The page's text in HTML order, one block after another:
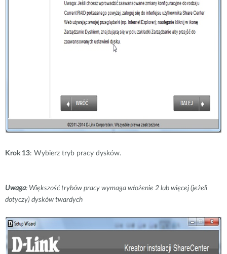
Krok 13: Wybierz tryb pracy dysków.
Uwaga: Większość trybów pracy wymaga włożenie 2 lub więcej (jeżeli
dotyczy) dysków twardych